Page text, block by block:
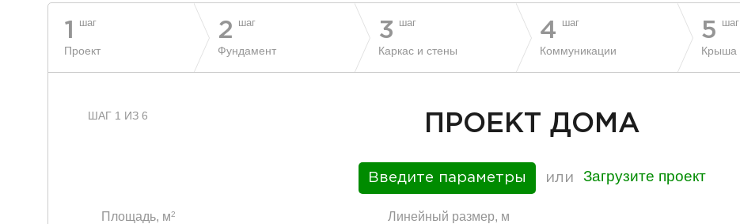
1 шаг
Проект
2 шаг
Фундамент
3 шаг
Каркас и стены
4 шаг
Коммуникации
5 шаг
Крыша
ШАГ 1 ИЗ 6 ПРОЕКТ ДОМА
Введите параметры или Загрузите проект
Площадь, м2 Линейный размер, м